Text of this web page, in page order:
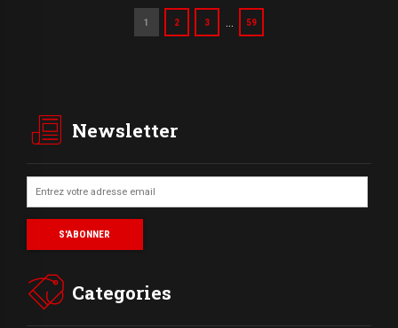
1 2 3 59
Newsletter
Categories